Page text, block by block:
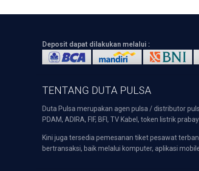
Deposit dapat dilakukan melalui :
TENTANG DUTA PULSA
Duta Pulsa merupakan agen pulsa / distributor
PDAM, ADIRA, FIF, BFI, TV Kabel, token listrik
Kini juga tersedia pemesanan tiket pesawat
bertransaksi, baik melalui komputer, aplikasi